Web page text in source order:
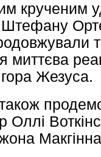
крученим
миттєва
Жезуса.
Оллі